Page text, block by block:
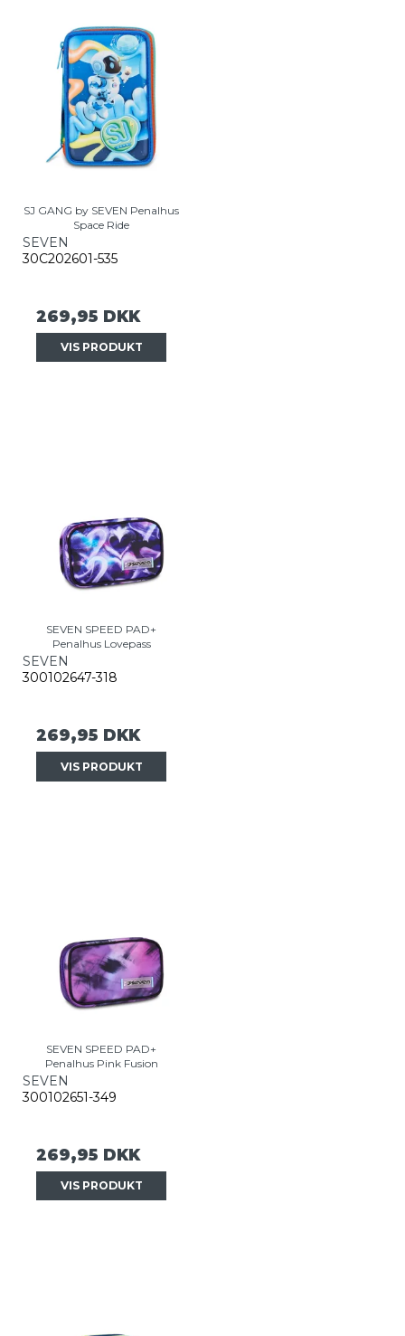
SJ GANG by SEVEN Penalhus
Space Ride
SEVEN
30C202601-535
269,95 DKK
VIS PRODUKT
SEVEN SPEED PAD+
Penalhus Lovepass
SEVEN
300102647-318
269,95 DKK
VIS PRODUKT
SEVEN SPEED PAD+
Penalhus Pink Fusion
SEVEN
300102651-349
269,95 DKK
VIS PRODUKT